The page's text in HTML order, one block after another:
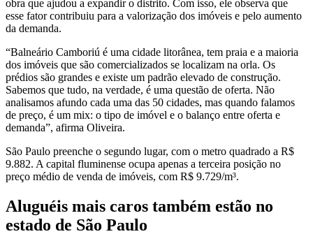
obra que ajudou a expandir o distrito. Com isso, ele observa que
esse fator contribuiu para a valorização dos imóveis e pelo aumento
da demanda.
“Balneário Camboriú é uma cidade litorânea, tem praia e a maioria
dos imóveis que são comercializados se localizam na orla. Os
prédios são grandes e existe um padrão elevado de construção.
Sabemos que tudo, na verdade, é uma questão de oferta. Não
analisamos afundo cada uma das 50 cidades, mas quando falamos
de preço, é um mix: o tipo de imóvel e o balanço entre oferta e
demanda”, afirma Oliveira.
São Paulo preenche o segundo lugar, com o metro quadrado a R$
9.882. A capital fluminense ocupa apenas a terceira posição no
preço médio de venda de imóveis, com R$ 9.729/m³.
Aluguéis mais caros também estão no
estado de São Paulo